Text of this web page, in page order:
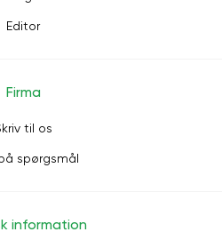
Editor
Firma
til os
spørgsmål
information